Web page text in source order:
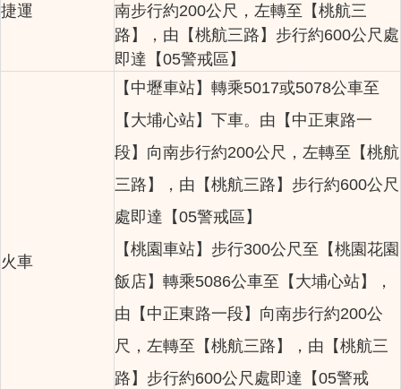
捷運
南步行約200公尺，左轉至【桃航三
路】，由【桃航三路】步行約600公尺處
即達【05警戒區】
火車
【中壢車站】轉乘5017或5078公車至
【大埔心站】下車。由【中正東路一
段】向南步行約200公尺，左轉至【桃航
三路】，由【桃航三路】步行約600公尺
處即達【05警戒區】
【桃園車站】步行300公尺至【桃園花園
飯店】轉乘5086公車至【大埔心站】，
由【中正東路一段】向南步行約200公
尺，左轉至【桃航三路】，由【桃航三
路】步行約600公尺處即達【05警戒